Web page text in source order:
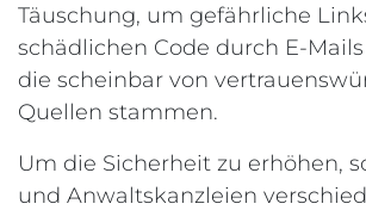
Täuschung, um gefährliche
schädlichen Code durch E-
die scheinbar von
Quellen stammen.
Um die Sicherheit zu erhöhen,
und Anwaltskanzleien